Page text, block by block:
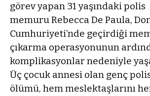
görev yapan 31 yaşındaki polis
memuru Rebecca De Paula,
Cumhuriyeti’nde geçirdiği
çıkarma operasyonunun
komplikasyonlar nedeniyle
Üç çocuk annesi olan genç
ölümü, hem meslektaşlarını